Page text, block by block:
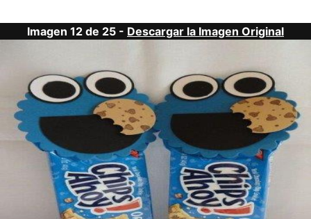
Imagen 12 de 25 - Descargar la Imagen Original